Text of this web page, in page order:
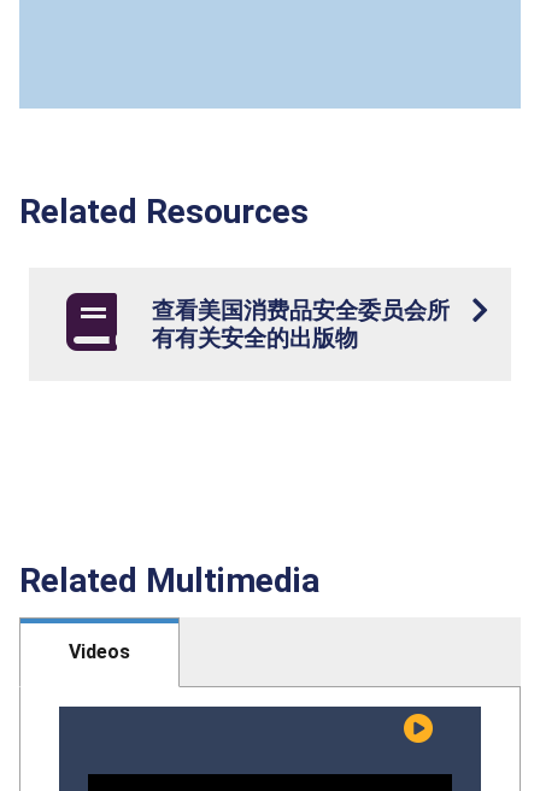
Related Resources
查看美国消费品安全委员会所
有有关安全的出版物
Related Multimedia
Videos